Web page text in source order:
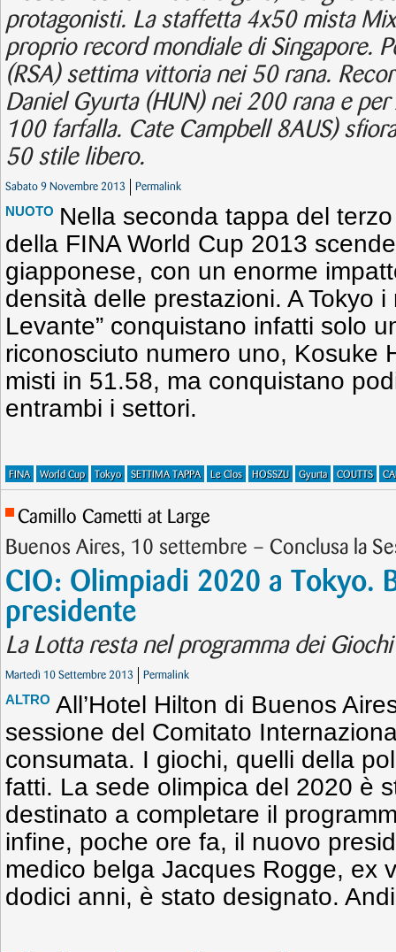
protagonisti. La staffetta 4x50 mista
proprio record mondiale di Singapore.
(RSA) settima vittoria nei 50 rana.
Daniel Gyurta (HUN) nei 200 rana e
100 farfalla. Cate Campbell 8AUS)
50 stile libero.
Sabato 9 Novembre 2013 Permalink
NUOTO Nella seconda tappa del
della FINA World Cup 2013
giapponese, con un enorme
densità delle prestazioni. A Tokyo
Levante” conquistano infatti solo
riconosciuto numero uno, Kosuke
misti in 51.58, ma conquistano
entrambi i settori.
FINA World Cup Tokyo SETTIMA TAPPA Le Clos HOSSZU Gyurta COUTTS
Camillo Cametti at Large
Buenos Aires, 10 settembre – Conclusa la
CIO: Olimpiadi 2020 a Tokyo.
presidente
La Lotta resta nel programma dei
Martedì 10 Settembre 2013 Permalink
ALTRO All’Hotel Hilton di Buenos
sessione del Comitato
consumata. I giochi, quelli della
fatti. La sede olimpica del 2020 è
destinato a completare il
infine, poche ore fa, il nuovo
medico belga Jacques Rogge, ex
dodici anni, è stato designato.